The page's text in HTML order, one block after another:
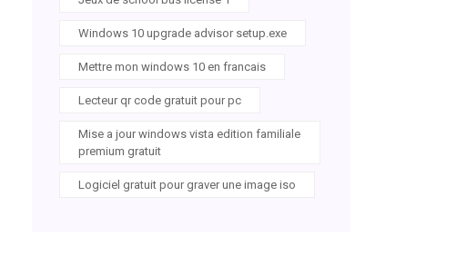
Windows 10 upgrade advisor setup.exe
Mettre mon windows 10 en francais
Lecteur qr code gratuit pour pc
Mise a jour windows vista edition familiale
premium gratuit
Logiciel gratuit pour graver une image iso